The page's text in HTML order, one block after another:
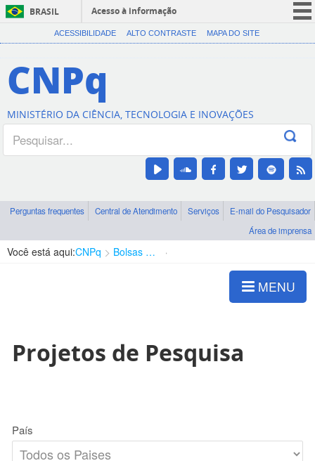
BRASIL
Acesso à informação
CORONAVÍRUS (COVID-19)
Canais
ACESSIBILIDADE ALTO CONTRASTE MAPA DO SITE
CNPq
MINISTÉRIO DA CIÊNCIA, TECNOLOGIA E INOVAÇÕES
Perguntas frequentes Central de Atendimento Serviços
E-mail do Pesquisador
Área de imprensa
Você está aqui:CNPq Bolsas e Auxílios Vigentes
MENU
Projetos de Pesquisa
País